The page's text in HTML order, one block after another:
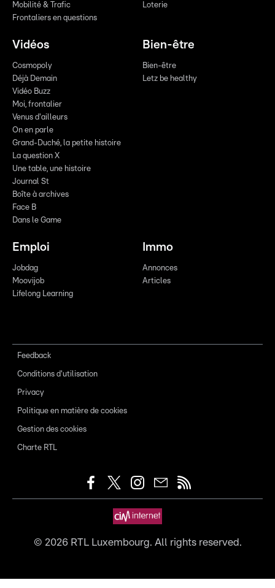
Mobilité & Trafic
Frontaliers en questions
Loterie
Vidéos
Cosmopoly
Déjà Demain
Vidéo Buzz
Moi, frontalier
Venus d'ailleurs
On en parle
Grand-Duché, la petite histoire
La question X
Une table, une histoire
Journal St
Boîte à archives
Face B
Dans le Game
Bien-être
Bien-être
Letz be healthy
Emploi
Jobdag
Moovijob
Lifelong Learning
Immo
Annonces
Articles
Feedback
Conditions d'utilisation
Privacy
Politique en matière de cookies
Gestion des cookies
Charte RTL
© 2026RTL Luxembourg. All rights reserved.